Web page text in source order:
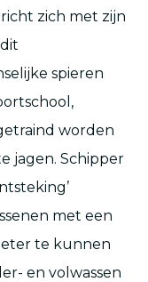
zich met zijn
spieren
worden
jagen. Schipper
met een
te kunnen
en volwassen